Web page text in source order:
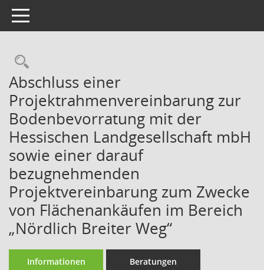
Toggle navigation
Rechercheauswahl
Abschluss einer
Projektrahmenvereinbarung zur
Bodenbevorratung mit der
Hessischen Landgesellschaft mbH
sowie einer darauf
bezugnehmenden
Projektvereinbarung zum Zwecke
von Flächenankäufen im Bereich
„Nördlich Breiter Weg“
Informationen Beratungen